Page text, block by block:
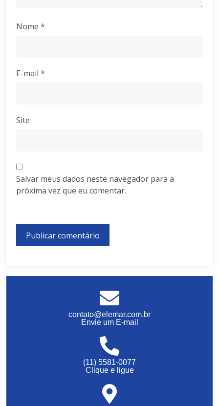
Nome*
E-mail*
Site
Salvar meus dados neste navegador para a
próxima vez que eu comentar.
contato@elemar.com.br
Envie um E-mail
(11) 5581-0077
Clique e ligue